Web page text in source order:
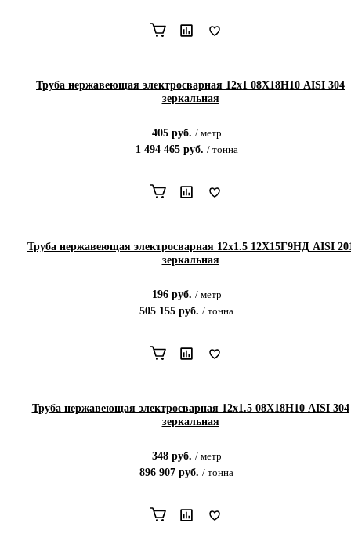
Труба нержавеющая электросварная 12х1 08Х18Н10 AISI 304
зеркальная
405руб. / метр
1 494 465руб. / тонна
Труба нержавеющая электросварная 12х1.5 12Х15Г9НД AISI
зеркальная
196руб. / метр
505 155 руб. / тонна
Труба нержавеющая электросварная 12х1.5 08Х18Н10 AISI 304
зеркальная
348руб. / метр
896 907 руб. / тонна